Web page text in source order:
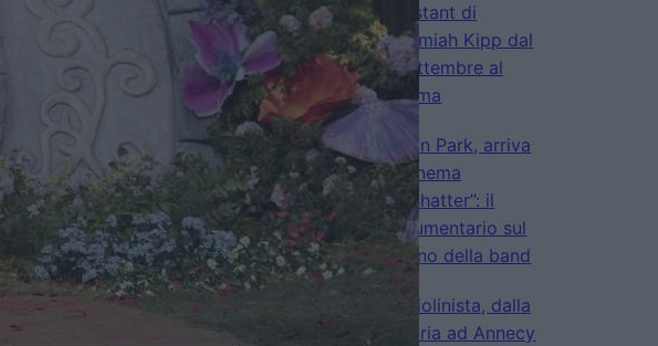
assistant di
Jeremiah Kipp dal
3 settembre al
cinema
di La Redazione
Linkin Park, arriva
al cinema
“Unshatter”: il
documentario sul
ritorno della band
di La Redazione
La violinista, dalla
vittoria ad Annecy